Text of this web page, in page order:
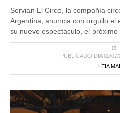
Servian El Circo, la compañía
Argentina, anuncia con orgullo el
su nuevo espectáculo, el próximo
PUBLICADO DIA 02/
LEIA